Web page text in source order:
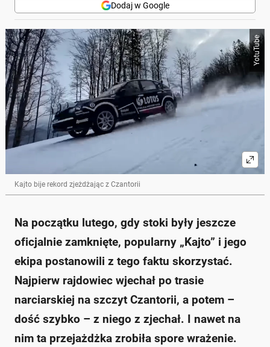
Dodaj w Google
YotuTube
Kajto bije rekord zjeżdżając z Czantorii
Na początku lutego, gdy stoki były jeszcze
oficjalnie zamknięte, popularny „Kajto” i jego
ekipa postanowili z tego faktu skorzystać.
Najpierw rajdowiec wjechał po trasie
narciarskiej na szczyt Czantorii, a potem –
dość szybko – z niego z zjechał. I nawet na
nim ta przejażdżka zrobiła spore wrażenie.